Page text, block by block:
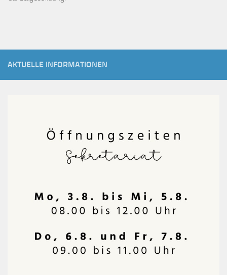
AKTUELLE INFORMATIONEN